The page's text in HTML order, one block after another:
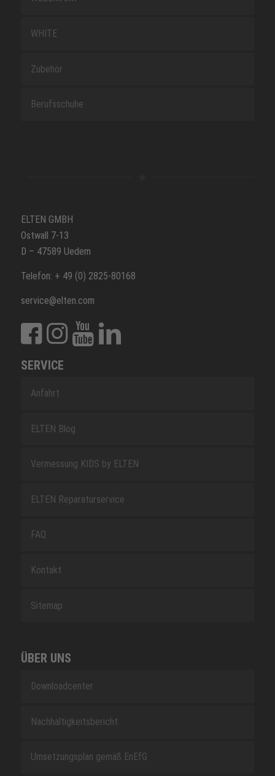
WHITE
Zubehör
Berufsschuhe
ELTEN GMBH
Ostwall 7-13
D – 47589 Uedem
Telefon: + 49 (0) 2825-80168
service@elten.com
SERVICE
Anfahrt
ELTEN Blog
Vermessung KIDS by ELTEN
ELTEN Reparaturservice
FAQ
Kontakt
Sitemap
ÜBER UNS
Downloadcenter
Nachhaltigkeitsbericht
Umsetzungsplan gemäß EnEfG